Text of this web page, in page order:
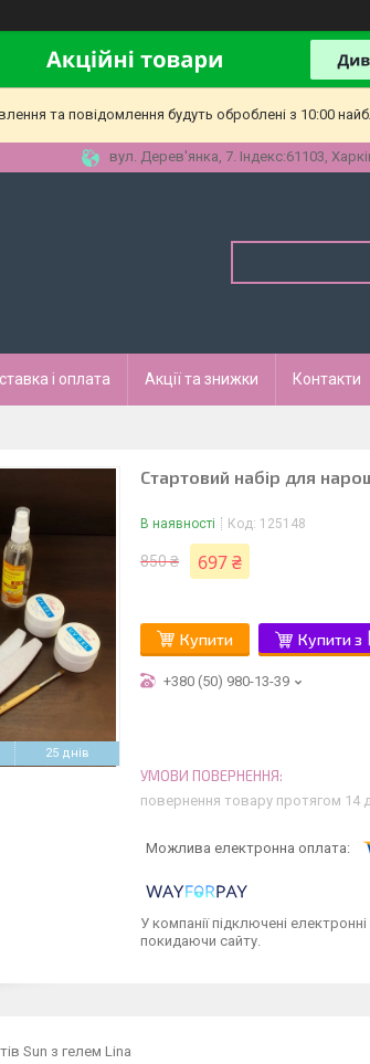
та повідомлення будуть оброблені з 10:00
вул. Дерев'янка, 7. Індекс:61103,
і оплата Акції та знижки Контакти
25 днів
Стартовий набір для
В наявності Код: 125148
850 ₴ 697 ₴
Купити Купити з
+380 (50) 980-13-39
повернення товару протягом 14
У компанії підключені
покидаючи сайту.
Sun з гелем Lina